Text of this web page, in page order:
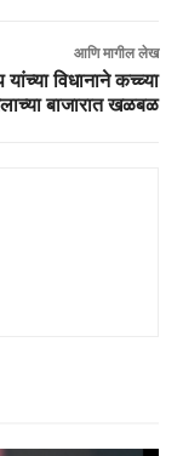
आणि मागील लेख
यांच्या विधानाने कच्च्या
बाजारात खळबळ